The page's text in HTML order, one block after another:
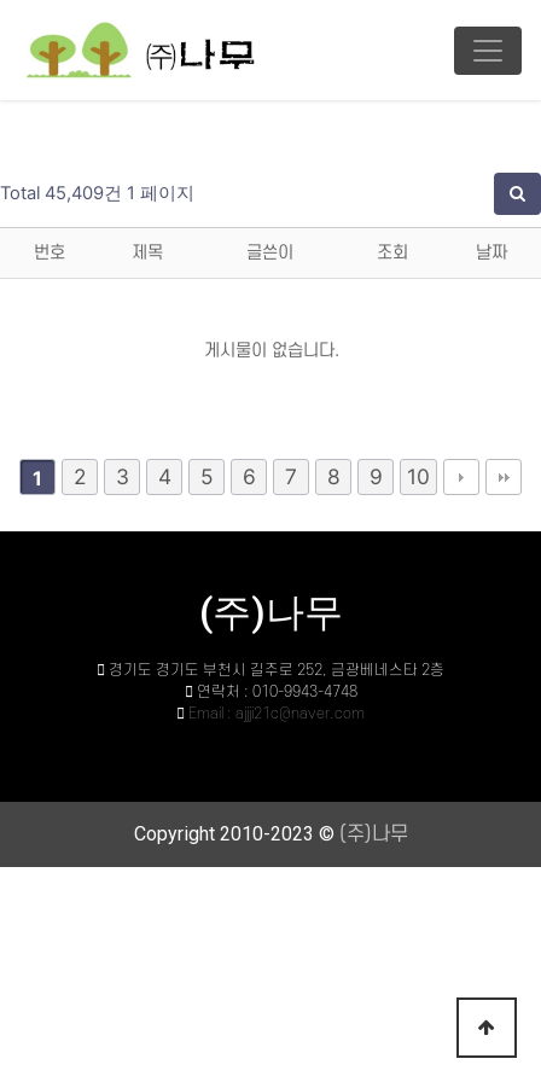
Total 45,409건 1 페이지
번호 제목 글쓴이 조회 날짜
게시물이 없습니다.
1 2 3 4 5 6 7 8 9 10
(주)나무
경기도 경기도 부천시 길주로 252, 금광베네스타 2층
연락처 : 010-9943-4748
Email : ajjji21c@naver.com
Copyright 2010-2023 © (주)나무